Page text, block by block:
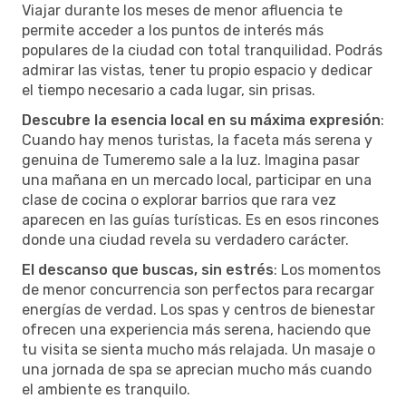
Viajar durante los meses de menor afluencia te
permite acceder a los puntos de interés más
populares de la ciudad con total tranquilidad. Podrás
admirar las vistas, tener tu propio espacio y dedicar
el tiempo necesario a cada lugar, sin prisas.
Descubre la esencia local en su máxima expresión:
Cuando hay menos turistas, la faceta más serena y
genuina de Tumeremo sale a la luz. Imagina pasar
una mañana en un mercado local, participar en una
clase de cocina o explorar barrios que rara vez
aparecen en las guías turísticas. Es en esos rincones
donde una ciudad revela su verdadero carácter.
El descanso que buscas, sin estrés: Los momentos
de menor concurrencia son perfectos para recargar
energías de verdad. Los spas y centros de bienestar
ofrecen una experiencia más serena, haciendo que
tu visita se sienta mucho más relajada. Un masaje o
una jornada de spa se aprecian mucho más cuando
el ambiente es tranquilo.